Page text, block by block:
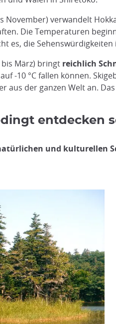
November) verwandelt
Die Temperaturen
es, die
März) bringt reichlich
-10 °C fallen können.
aus der ganzen Welt an.
entdecken
und kulturellen